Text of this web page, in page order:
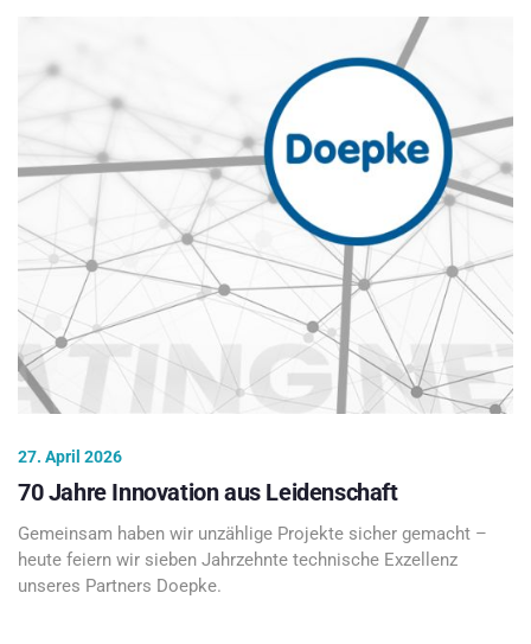
27. April 2026
70 Jahre Innovation aus Leidenschaft
Gemeinsam haben wir unzählige Projekte sicher gemacht –
heute feiern wir sieben Jahrzehnte technische Exzellenz
unseres Partners Doepke.